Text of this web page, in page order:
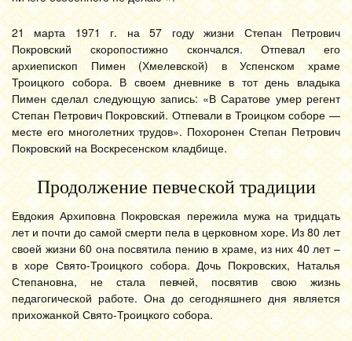
21 марта 1971 г. на 57 году жизни Степан Петрович
Покровский скоропостижно скончался. Отпевал его
архиепископ Пимен (Хмелевской) в Успенском храме
Троицкого собора. В своем дневнике в тот день владыка
Пимен сделал следующую запись: «В Саратове умер регент
Степан Петрович Покровский. Отпевали в Троицком соборе —
месте его многолетних трудов». Похоронен Степан Петрович
Покровский на Воскресенском кладбище.
Продолжение певческой традиции
Евдокия Архиповна Покровская пережила мужа на тридцать
лет и почти до самой смерти пела в церковном хоре. Из 80 лет
своей жизни 60 она посвятила пению в храме, из них 40 лет –
в хоре Свято-Троицкого собора. Дочь Покровских, Наталья
Степановна, не стала певчей, посвятив свою жизнь
педагогической работе. Она до сегодняшнего дня является
прихожанкой Свято-Троицкого собора.